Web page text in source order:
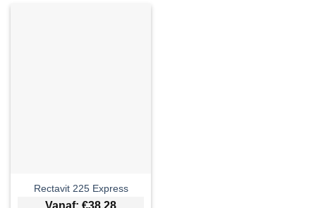
Rectavit 225 Express
Vanaf: €38,28